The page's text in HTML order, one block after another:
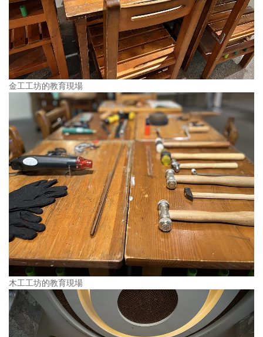
金工工坊的教育現場
木工工坊的教育現場